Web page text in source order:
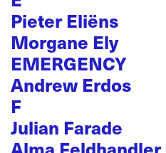
Pieter Eliëns
Morgane Ely
EMERGENCY
Andrew Erdos
F
Julian Farade